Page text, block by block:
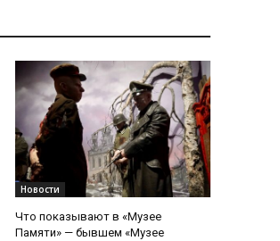
Новости
Что показывают в «Музее
Памяти» — бывшем «Музее